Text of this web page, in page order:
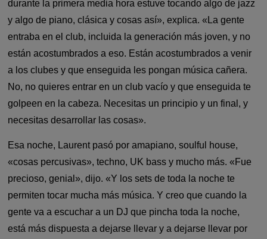
durante la primera media hora estuve tocando algo de jazz
y algo de piano, clásica y cosas así», explica. «La gente
entraba en el club, incluida la generación más joven, y no
están acostumbrados a eso. Están acostumbrados a venir
a los clubes y que enseguida les pongan música cañera.
No, no quieres entrar en un club vacío y que enseguida te
golpeen en la cabeza. Necesitas un principio y un final, y
necesitas desarrollar las cosas».
Esa noche, Laurent pasó por amapiano, soulful house,
«cosas percusivas», techno, UK bass y mucho más. «Fue
precioso, genial», dijo. «Y los sets de toda la noche te
permiten tocar mucha más música. Y creo que cuando la
gente va a escuchar a un DJ que pincha toda la noche,
está más dispuesta a dejarse llevar y a dejarse llevar por